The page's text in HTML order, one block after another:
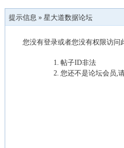
提示信息 » 星大道数据论坛
您没有登录或者您没有权限访问
帖子ID非法
您还不是论坛会员,